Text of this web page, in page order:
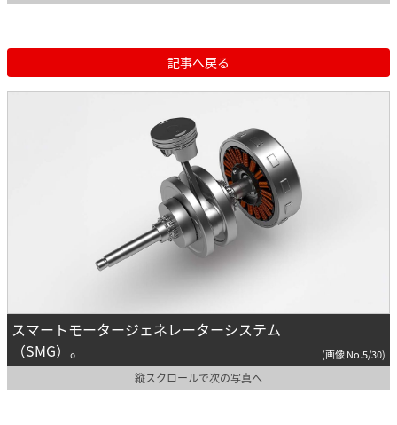
記事へ戻る
スマートモータージェネレーターシステム
（SMG）。
(画像 No.5/30)
縦スクロールで次の写真へ